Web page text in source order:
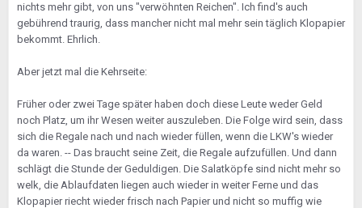
nichts mehr gibt, von uns "verwöhnten Reichen". Ich find's auch
gebührend traurig, dass mancher nicht mal mehr sein täglich Klopapier
bekommt. Ehrlich.
Aber jetzt mal die Kehrseite:
Früher oder zwei Tage später haben doch diese Leute weder Geld
noch Platz, um ihr Wesen weiter auszuleben. Die Folge wird sein, dass
sich die Regale nach und nach wieder füllen, wenn die LKW's wieder
da waren. -- Das braucht seine Zeit, die Regale aufzufüllen. Und dann
schlägt die Stunde der Geduldigen. Die Salatköpfe sind nicht mehr so
welk, die Ablaufdaten liegen auch wieder in weiter Ferne und das
Klopapier riecht wieder frisch nach Papier und nicht so muffig wie